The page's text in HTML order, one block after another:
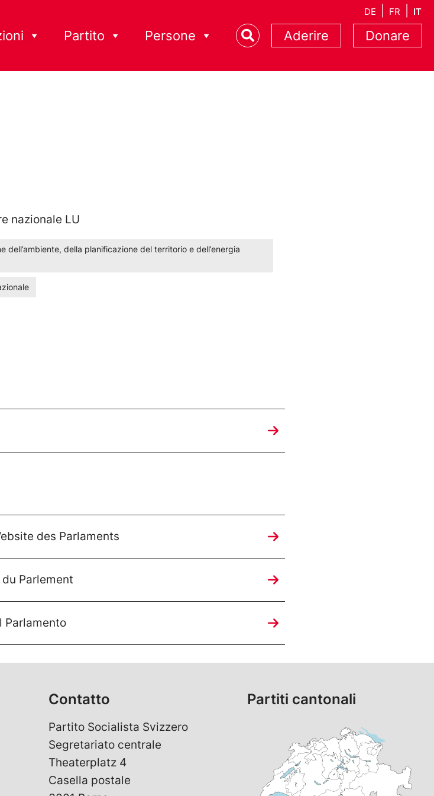
DE FR IT
Partito Persone Aderire Donare
nazionale LU
dell’ambiente, della planificazione del territorio e dell’energia
des Parlaments
Parlement
Parlamento
Contatto
Partito Socialista Svizzero
Segretariato centrale
Theaterplatz 4
Casella postale
Partiti cantonali